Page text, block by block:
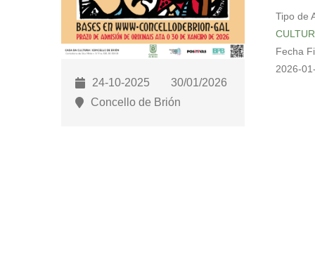
24-10-2025
30/01/2026
Concello de Brión
Tipo de
Fecha
2026-